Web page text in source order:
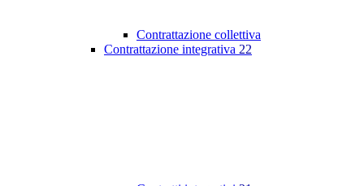
Contrattazione collettiva
Contrattazione integrativa 22